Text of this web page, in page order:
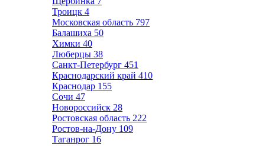
Троицк 4
Московская область 797
Балашиха 50
Химки 40
Люберцы 38
Санкт-Петербург 451
Краснодарский край 410
Краснодар 155
Сочи 47
Новороссийск 28
Ростовская область 222
Ростов-на-Дону 109
Таганрог 16